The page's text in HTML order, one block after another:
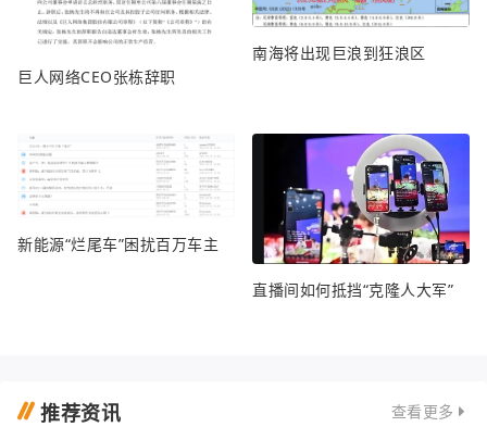
巨人网络CEO张栋辞职
南海将出现巨浪到狂浪区
新能源“烂尾车”困扰百万车主
直播间如何抵挡“克隆人大军”
推荐资讯 查看更多